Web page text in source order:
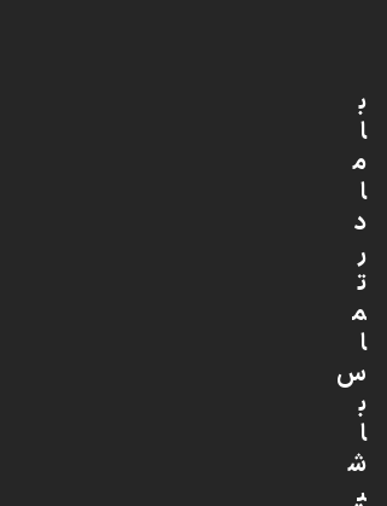
ب
ا
م
ا
د
ر
ت
م
ا
س
ب
ا
ش
ی